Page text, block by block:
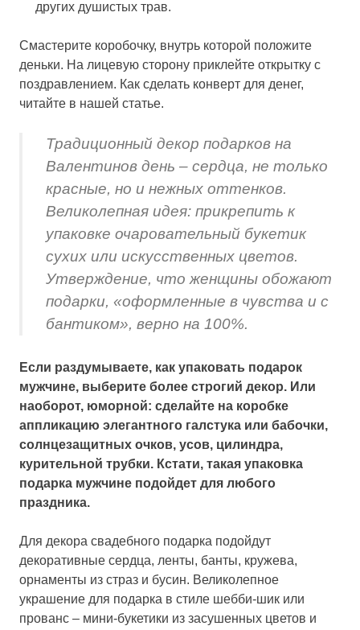
других душистых трав.
Смастерите коробочку, внутрь которой положите
деньки. На лицевую сторону приклейте открытку с
поздравлением. Как сделать конверт для денег,
читайте в нашей статье.
Традиционный декор подарков на
Валентинов день – сердца, не только
красные, но и нежных оттенков.
Великолепная идея: прикрепить к
упаковке очаровательный букетик
сухих или искусственных цветов.
Утверждение, что женщины обожают
подарки, «оформленные в чувства и с
бантиком», верно на 100%.
Если раздумываете, как упаковать подарок
мужчине, выберите более строгий декор. Или
наоборот, юморной: сделайте на коробке
аппликацию элегантного галстука или бабочки,
солнцезащитных очков, усов, цилиндра,
курительной трубки. Кстати, такая упаковка
подарка мужчине подойдет для любого
праздника.
Для декора свадебного подарка подойдут
декоративные сердца, ленты, банты, кружева,
орнаменты из страз и бусин. Великолепное
украшение для подарка в стиле шебби-шик или
прованс – мини-букетики из засушенных цветов и